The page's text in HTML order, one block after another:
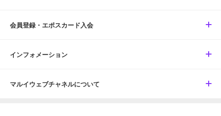
会員登録・エポスカード入会
インフォメーション
マルイウェブチャネルについて